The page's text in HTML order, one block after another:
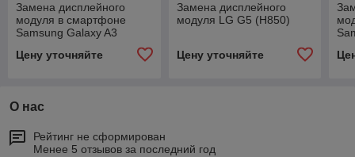
Замена дисплейного
модуля в смартфоне
Samsung Galaxy A3
A300H) (оригинал)
Цену уточняйте
Замена дисплейного
модуля LG G5 (H850)
Цену уточняйте
О нас
Рейтинг не сформирован
Менее 5 отзывов за последний год